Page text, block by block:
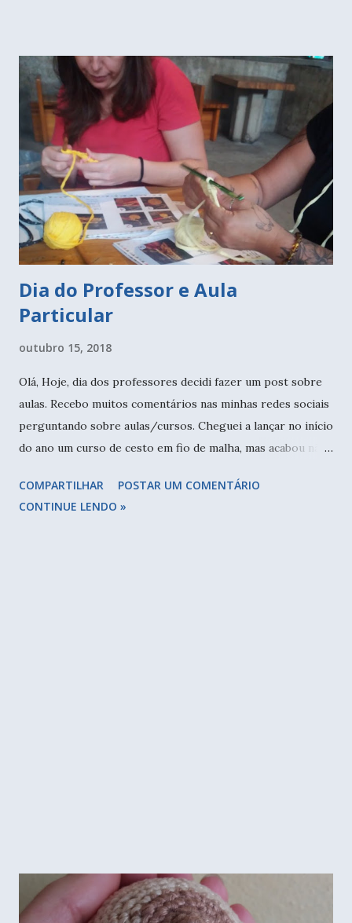
infantis e restos de meias que foram usadas em outros
cursos. Tudo muito bem reaproveitado. A cidade de São
Paulo está cheia dessas atividades, basta procurar! O que eu
recebo de mensagem de pessoas me pedindo para avisá-las
quando eu souber de alguma, mas é bem difícil eu fazer isso
individualmente. Então fiquem atentos as minhas redes
sociais, eu sempre dou dicas por lá, e inclusive aqui no blog
tem uma aba cursos c...
Dia do Professor e Aula
Particular
outubro 15, 2018
Olá, Hoje, dia dos professores decidi fazer um post sobre
aulas. Recebo muitos comentários nas minhas redes sociais
perguntando sobre aulas/cursos. Cheguei a lançar no início
do ano um curso de cesto em fio de malha, mas acabou não
acompanhar minha mãe que estava com problemas de
saúde. Aprendendo o anel mágico e fazendo os primeiros
COMPARTILHAR
POSTAR UM COMENTÁRIO
CONTINUE LENDO »